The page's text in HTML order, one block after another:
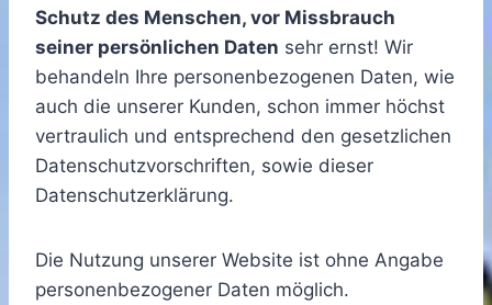
Schutz des Menschen, vor Missbrauch
seiner persönlichen Daten sehr ernst! Wir
behandeln Ihre personenbezogenen Daten, wie
auch die unserer Kunden, schon immer höchst
vertraulich und entsprechend den gesetzlichen
Datenschutzvorschriften, sowie dieser
Datenschutzerklärung.
Die Nutzung unserer Website ist ohne Angabe
personenbezogener Daten möglich.